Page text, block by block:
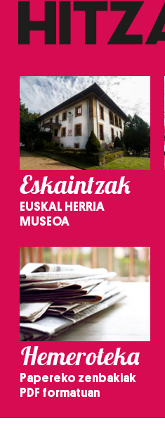
Eskaintzak
EUSKAL HERRIA
MUSEOA
Hemeroteka
Papereko zenbakiak
PDF formatuan